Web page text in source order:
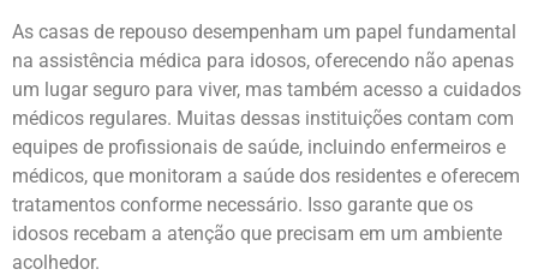
As casas de repouso desempenham um papel fundamental
na assistência médica para idosos, oferecendo não apenas
um lugar seguro para viver, mas também acesso a cuidados
médicos regulares. Muitas dessas instituições contam com
equipes de profissionais de saúde, incluindo enfermeiros e
médicos, que monitoram a saúde dos residentes e oferecem
tratamentos conforme necessário. Isso garante que os
idosos recebam a atenção que precisam em um ambiente
acolhedor.